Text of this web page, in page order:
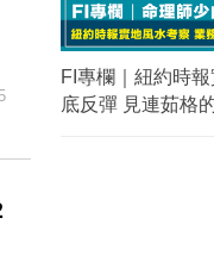
FI專欄｜紐約時
底反彈 見連茹格